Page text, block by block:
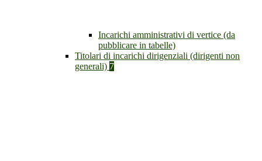
Incarichi amministrativi di vertice (da
pubblicare in tabelle)
Titolari di incarichi dirigenziali (dirigenti non
generali) 7